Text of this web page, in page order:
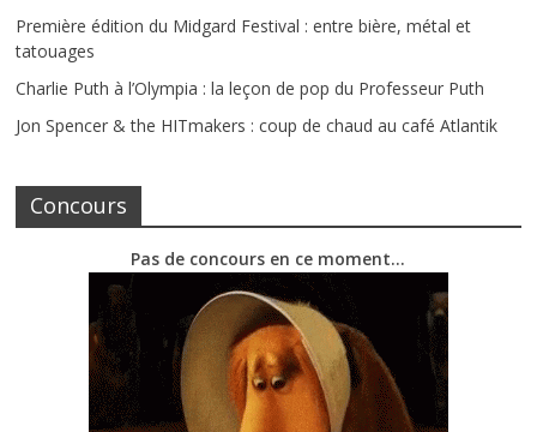
Première édition du Midgard Festival : entre bière, métal et
tatouages
Charlie Puth à l’Olympia : la leçon de pop du Professeur Puth
Jon Spencer & the HITmakers : coup de chaud au café Atlantik
Concours
Pas de concours en ce moment…